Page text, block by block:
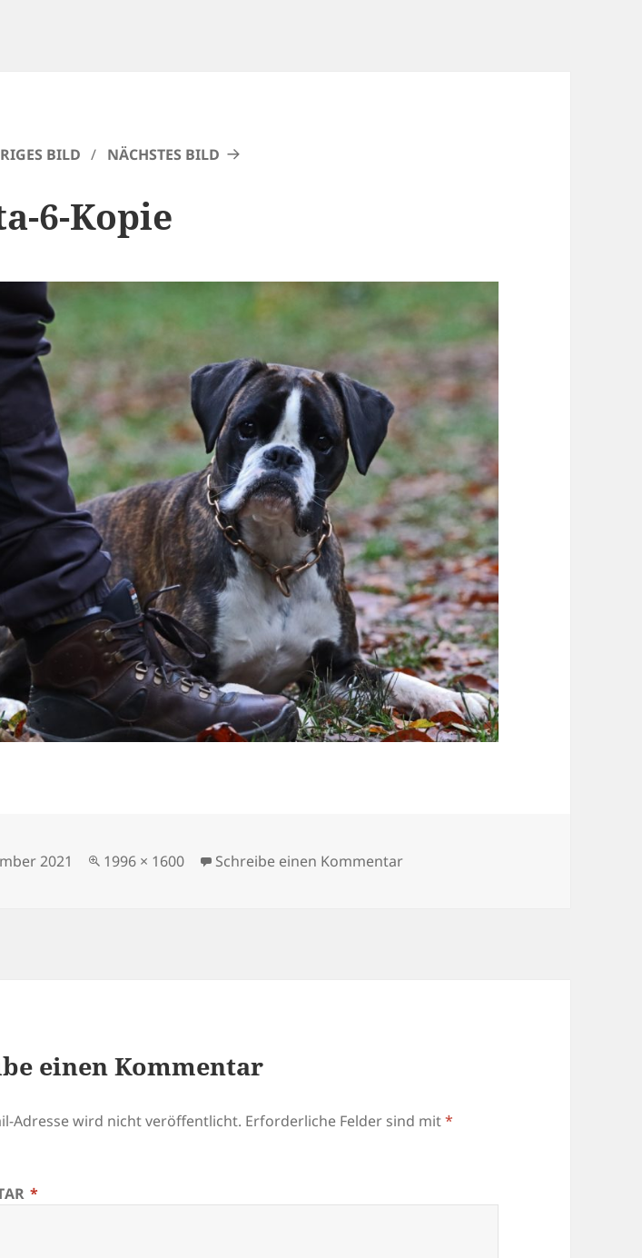
BILD NÄCHSTES BILD
6-Kopie
2021 Originalgröße
1996 × 1600 Schreibe einen Kommentarzu Britta-6-Kopie
einen Kommentar
Adresse wird nicht veröffentlicht. Erforderliche Felder sind mit*
*